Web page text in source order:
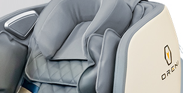
Bỏ túi 8+ bài tập eo
thon bụng phẳng
nhanh nhất cực đơn
giản
10 lợi ích của việc